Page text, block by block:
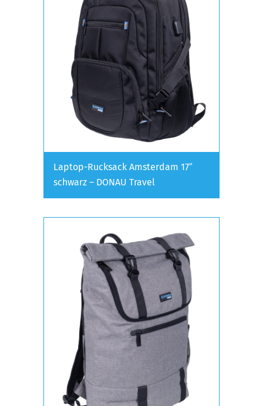
Laptop-Rucksack Amsterdam 17″
schwarz – DONAU Travel